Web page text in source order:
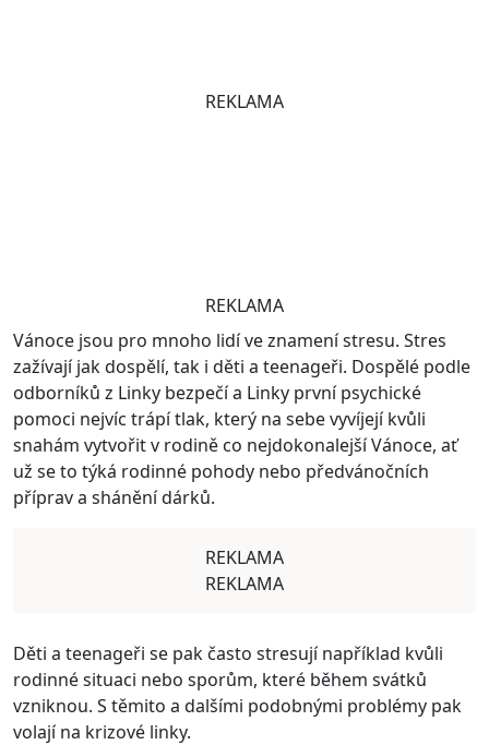
REKLAMA
REKLAMA
Vánoce jsou pro mnoho lidí ve znamení stresu. Stres
zažívají jak dospělí, tak i děti a teenageři. Dospělé podle
odborníků z Linky bezpečí a Linky první psychické
pomoci nejvíc trápí tlak, který na sebe vyvíjejí kvůli
snahám vytvořit v rodině co nejdokonalejší Vánoce, ať
už se to týká rodinné pohody nebo předvánočních
příprav a shánění dárků.
REKLAMA
REKLAMA
Děti a teenageři se pak často stresují například kvůli
rodinné situaci nebo sporům, které během svátků
vzniknou. S těmito a dalšími podobnými problémy pak
volají na krizové linky.